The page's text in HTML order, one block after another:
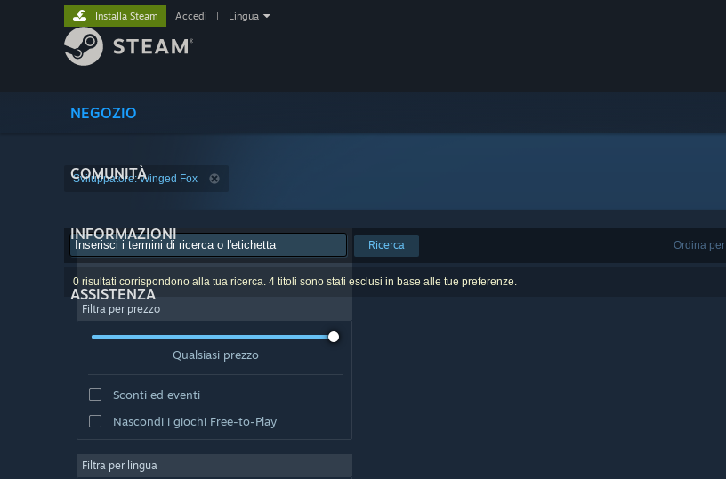
NEGOZIO
COMUNITÀ
INFORMAZIONI
ASSISTENZA
Installa Steam Accedi Lingua
Sviluppatore: Winged Fox
Ordina per
Ricerca
0 risultati corrispondono alla tua ricerca. 4 titoli sono stati esclusi in base alle tue preferenze.
Filtra per prezzo
Qualsiasi prezzo
Sconti ed eventi
Nascondi i giochi Free-to-Play
Filtra per lingua